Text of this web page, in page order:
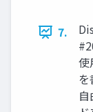
7.
使